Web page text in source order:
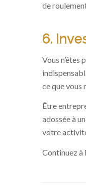
de
6.
Vous
ce que vous
Être
adossée à
votre
Continuez à